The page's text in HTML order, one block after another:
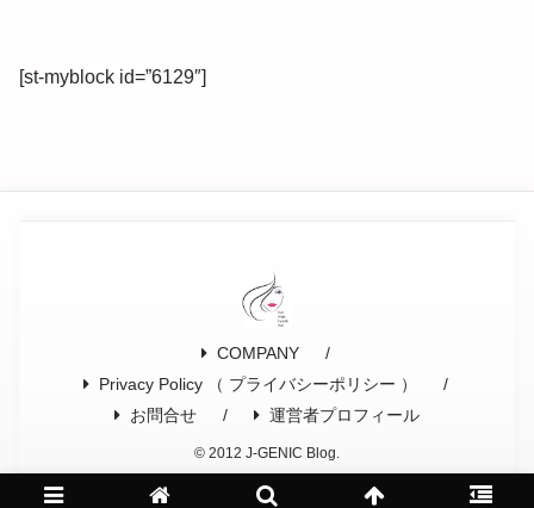
[st-myblock id=”6129″]
COMPANY
Privacy Policy （ プライバシーポリシー ）
お問合せ
運営者プロフィール
© 2012 J-GENIC Blog.